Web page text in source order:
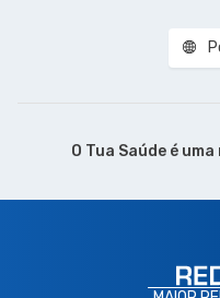
O Tua Saúde é